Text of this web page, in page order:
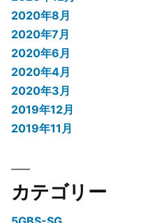
2020年8月
2020年7月
2020年6月
2020年4月
2020年3月
2019年12月
2019年11月
カテゴリー